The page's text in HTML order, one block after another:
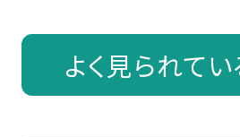
よく見られて